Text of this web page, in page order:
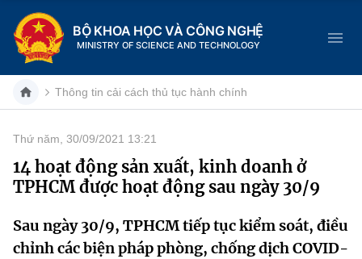
BỘ KHOA HỌC VÀ CÔNG NGHỆ
MINISTRY OF SCIENCE AND TECHNOLOGY
Danh mục
Trang chủ
Giới thiệu
Thông tin cải cách thủ tục hành chính
Thứ năm, 30/09/2021 13:21
14 hoạt động sản xuất, kinh doanh ở
TPHCM được hoạt động sau ngày 30/9
Sau ngày 30/9, TPHCM tiếp tục kiểm soát, điều
chỉnh các biện pháp phòng, chống dịch COVID-